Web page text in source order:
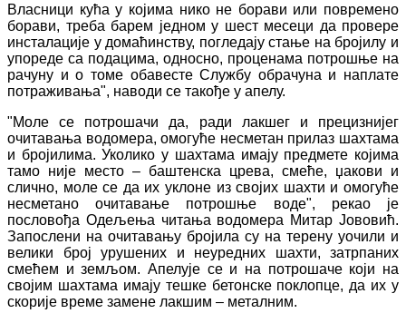
Власници кућа у којима нико не борави или повремено
борави, треба барем једном у шест месеци да провере
инсталације у домаћинству, погледају стање на бројилу и
упореде са подацима, односно, проценама потрошње на
рачуну и о томе обавесте Службу обрачуна и наплате
потраживања", наводи се такође у апелу.
"Моле се потрошачи да, ради лакшег и прецизнијег
очитавања водомера, омогуће несметан прилаз шахтама
и бројилима. Уколико у шахтама имају предмете којима
тамо није место – баштенска црева, смеће, џакови и
слично, моле се да их уклоне из својих шахти и омогуће
несметано очитавање потрошње воде", рекао је
пословођа Одељења читања водомера Митар Јововић.
Запослени на очитавању бројила су на терену уочили и
велики број урушених и неуредних шахти, затрпаних
смећем и земљом. Апелује се и на потрошаче који на
својим шахтама имају тешке бетонске поклопце, да их у
скорије време замене лакшим – металним.